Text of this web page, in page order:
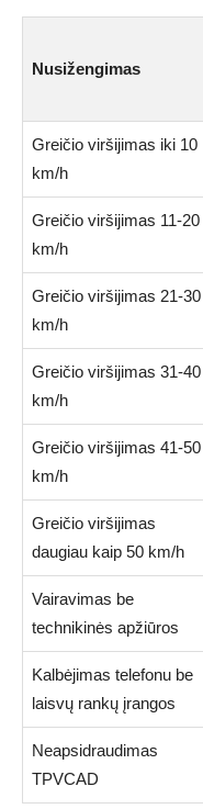
Nusižengimas
Greičio viršijimas iki 10
km/h
Greičio viršijimas 11-20
km/h
Greičio viršijimas 21-30
km/h
Greičio viršijimas 31-40
km/h
Greičio viršijimas 41-50
km/h
Greičio viršijimas
daugiau kaip 50 km/h
Vairavimas be
technikinės apžiūros
Kalbėjimas telefonu be
laisvų rankų įrangos
Neapsidraudimas
TPVCAD